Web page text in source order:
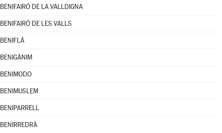
BENIFAIRÓ DE LA VALLDIGNA
BENIFAIRÓ DE LES VALLS
BENIFLÁ
BENIGÀNIM
BENIMODO
BENIMUSLEM
BENIPARRELL
BENIRREDRÀ